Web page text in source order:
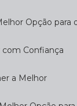
Opção
com Confiança
a Melhor